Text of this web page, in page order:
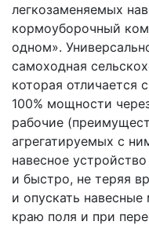
легкозаменяемых
кормоуборочный
одном».
самоходная
которая отличается
100% мощности
рабочие
агрегатируемых с
навесное
и быстро, не теряя
и опускать
краю поля и при